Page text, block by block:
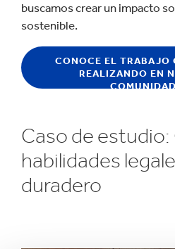
buscamos crear un impacto
sostenible.
CONOCE EL TRABAJO
REALIZANDO EN
Caso de
habilidades
duradero